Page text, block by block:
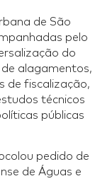
de São
pelo
do
alagamentos,
de fiscalização,
técnicos
públicas
pedido de
de Águas e